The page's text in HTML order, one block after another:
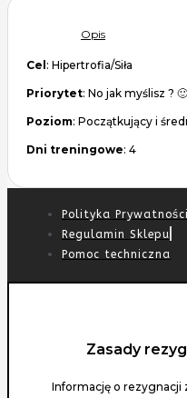
Opis
Cel: Hipertrofia/Siła
Priorytet: No jak myślisz ? 🙂
Poziom: Początkujący i
Dni treningowe: 4
Polityka Prywatności
Regulamin Sklepu
Pomoc techniczna
Zasady
Informację o rezygnacji